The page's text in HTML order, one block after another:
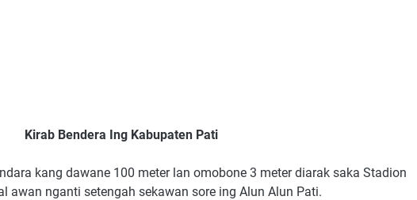
Kirab Bendera Ing Kabupaten Pati
kang dawane 100 meter lan omobone 3 meter diarak saka Stadion
awan nganti setengah sekawan sore ing Alun Alun Pati.